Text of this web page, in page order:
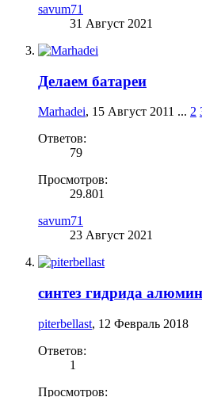
savum71
31 Август 2021
Делаем батареи
Marhadei, 15 Август 2011 ... 2
Ответов:
79
Просмотров:
29.801
savum71
23 Август 2021
синтез гидрида
piterbellast, 12 Февраль 2018
Ответов:
1
Просмотров: